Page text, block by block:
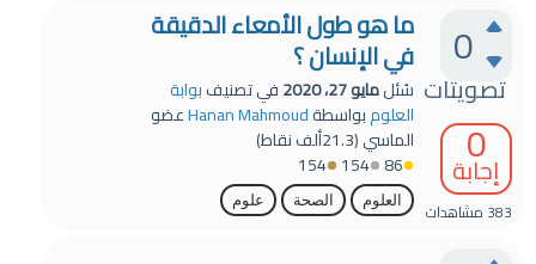
0
تصويتات
0
إجابة
383 مشاهدات
ما هو طول الأمعاء الدقيقة
في الإنسان ؟
سُئلمايو 27، 2020 في تصنيفبوابة
العلومبواسطةHanan Mahmoudعضو
الماسي(21.3ألف
نقاط)
86
154
154
العلوم الصحة علوم